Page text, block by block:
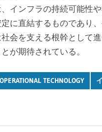
インフラの持続可能性
に直結するものであり
会を支える根幹として
が期待されている。
OPERATIONAL TECHNOLOGY